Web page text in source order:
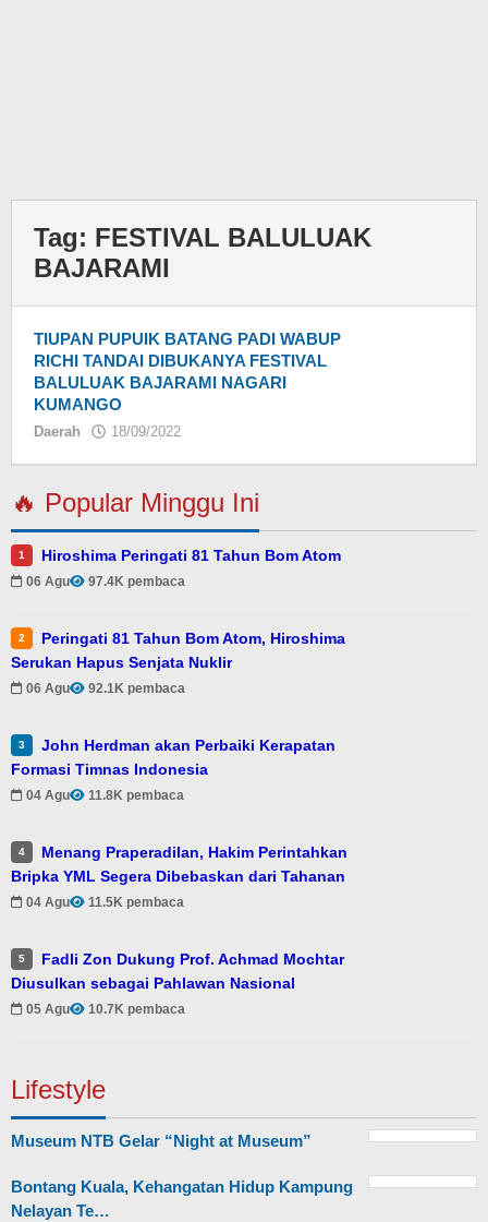
Tag: FESTIVAL BALULUAK
BAJARAMI
TIUPAN PUPUIK BATANG PADI WABUP
RICHI TANDAI DIBUKANYA FESTIVAL
BALULUAK BAJARAMI NAGARI
KUMANGO
Daerah 18/09/2022
🔥 Popular Minggu Ini
1 Hiroshima Peringati 81 Tahun Bom Atom
06 Agu 97.4K pembaca
2
Peringati 81 Tahun Bom Atom, Hiroshima
Serukan Hapus Senjata Nuklir
06 Agu 92.1K pembaca
3
John Herdman akan Perbaiki Kerapatan
Formasi Timnas Indonesia
04 Agu 11.8K pembaca
4
Menang Praperadilan, Hakim Perintahkan
Bripka YML Segera Dibebaskan dari Tahanan
04 Agu 11.5K pembaca
5
Fadli Zon Dukung Prof. Achmad Mochtar
Diusulkan sebagai Pahlawan Nasional
05 Agu 10.7K pembaca
Lifestyle
Museum NTB Gelar “Night at Museum”
Bontang Kuala, Kehangatan Hidup Kampung
Nelayan Te…